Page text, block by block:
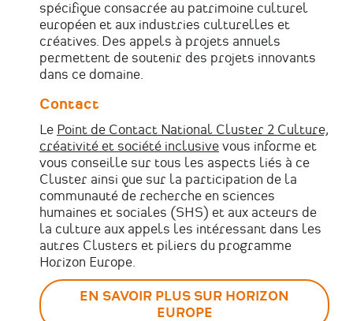
spécifique consacrée au patrimoine culturel
européen et aux industries culturelles et
créatives. Des appels à projets annuels
permettent de soutenir des projets innovants
dans ce domaine.
Contact
Le Point de Contact National Cluster 2 Culture,
créativité et société inclusive vous informe et
vous conseille sur tous les aspects liés à ce
Cluster ainsi que sur la participation de la
communauté de recherche en sciences
humaines et sociales (SHS) et aux acteurs de
la culture aux appels les intéressant dans les
autres Clusters et piliers du programme
Horizon Europe.
EN SAVOIR PLUS SUR HORIZON
EUROPE